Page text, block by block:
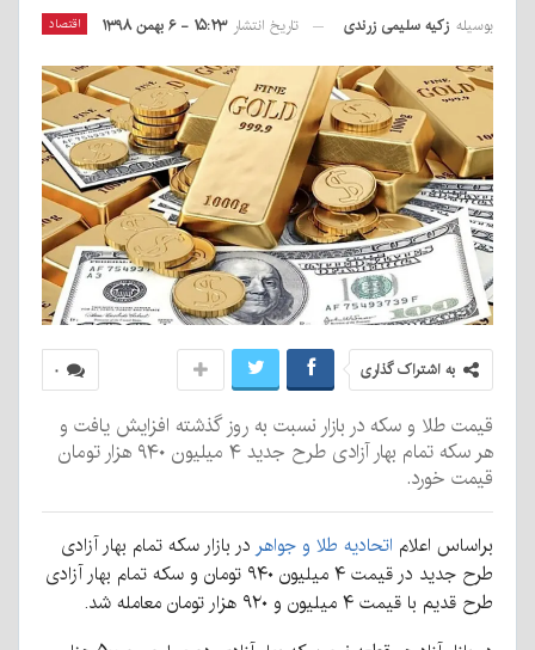
اقتصاد بوسیله زکیه سلیمی زرندی تاریخ انتشار ۱۵:۲۳ - ۶ بهمن ۱۳۹۸
۰ به اشتراک گذاری
قیمت طلا و سکه در بازار نسبت به روز گذشته افزایش یافت و
هر سکه تمام بهار آزادی طرح جدید ۴ میلیون ۹۴۰ هزار تومان
قیمت خورد.
براساس اعلام اتحادیه طلا و جواهر در بازار سکه تمام بهار آزادی
طرح جدید در قیمت ۴ میلیون ۹۴۰ تومان و سکه تمام بهار آزادی
طرح قدیم با قیمت ۴ میلیون و ۹۲۰ هزار تومان معامله شد.